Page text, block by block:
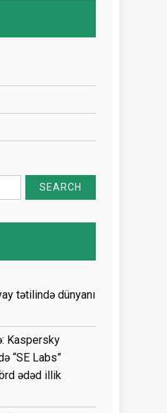
tətilində dünyanı
Kaspersky
“SE Labs”
ədəd illik